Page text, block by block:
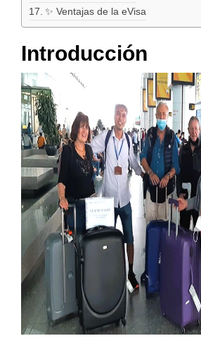
✨ Ventajas de la eVisa
Introducción